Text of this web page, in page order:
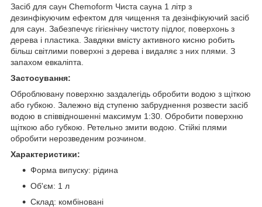
Засіб для саун Chemoform Чиста сауна 1 літр з
дезинфікуючим ефектом для чищення та дезінфікуючий засіб
для саун. Забезпечує гігієнічну чистоту підлог, поверхонь з
дерева і пластика. Завдяки вмісту активного кисню робить
більш світлими поверхні з дерева і видаляє з них плями. З
запахом евкаліпта.
Застосування:
Оброблювану поверхню заздалегідь обробити водою з щіткою
або губкою. Залежно від ступеню забруднення розвести засіб
водою в співвідношенні максимум 1:30. Обробити поверхню
щіткою або губкою. Ретельно змити водою. Стійкі плями
обробити нерозведеним розчином.
Характеристики:
Форма випуску: рідина
Об'єм: 1 л
Склад: комбіновані